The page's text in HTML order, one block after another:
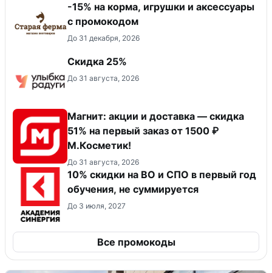
-15% на корма, игрушки и аксессуары
с промокодом
До 31 декабря, 2026
Скидка 25%
До 31 августа, 2026
Магнит: акции и доставка — скидка
51% на первый заказ от 1500 ₽
М.Косметик!
До 31 августа, 2026
10% скидки на ВО и СПО в первый год
обучения, не суммируется
До 3 июля, 2027
Все промокоды